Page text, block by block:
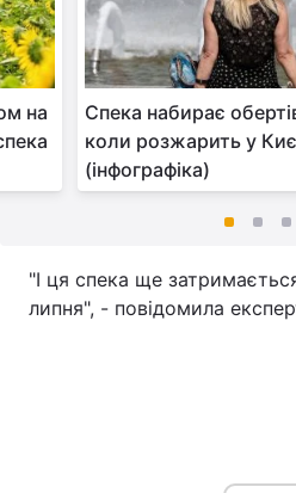
на
Спека набирає
коли розжарить у
(інфографіка)
"І ця спека ще
липня", - повідомила